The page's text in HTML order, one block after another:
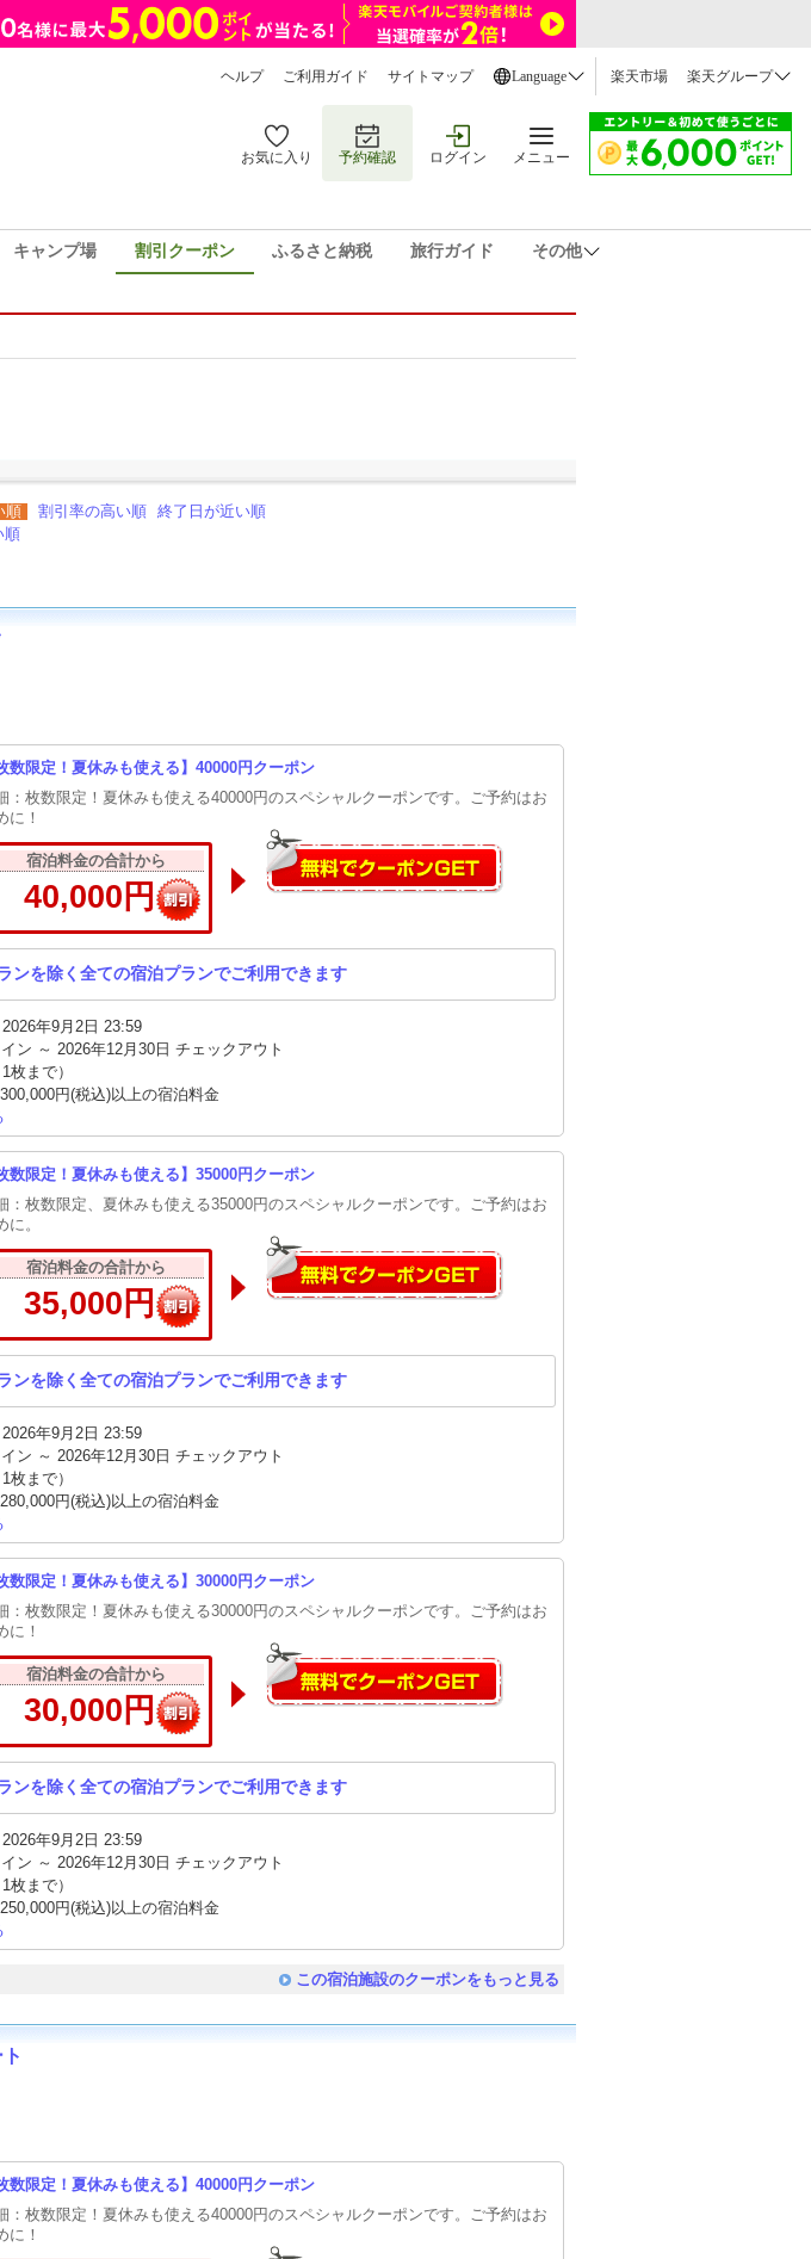
ヘルプ ご利用ガイド サイトマップ Language 楽天市場 楽天グループ
お気に入り 予約確認 ログイン メニュー
キャンプ場 割引クーポン ふるさと納税 旅行ガイド その他
順 割引率の高い順 終了日が近い順
順
数限定！夏休みも使える】40000円クーポン
：枚数限定！夏休みも使える40000円のスペシャルクーポンです。ご予約はお
に！
宿泊料金の合計から
40,000円
ンを除く全ての宿泊プランでご利用できます
年9月2日 23:59
ン ～ 2026年12月30日 チェックアウト
枚まで）
円(税込)以上の宿泊料金
数限定！夏休みも使える】35000円クーポン
：枚数限定、夏休みも使える35000円のスペシャルクーポンです。ご予約はお
に。
宿泊料金の合計から
35,000円
ンを除く全ての宿泊プランでご利用できます
年9月2日 23:59
ン ～ 2026年12月30日 チェックアウト
枚まで）
円(税込)以上の宿泊料金
数限定！夏休みも使える】30000円クーポン
：枚数限定！夏休みも使える30000円のスペシャルクーポンです。ご予約はお
に！
宿泊料金の合計から
30,000円
ンを除く全ての宿泊プランでご利用できます
年9月2日 23:59
ン ～ 2026年12月30日 チェックアウト
枚まで）
円(税込)以上の宿泊料金
この宿泊施設のクーポンをもっと見る
数限定！夏休みも使える】40000円クーポン
：枚数限定！夏休みも使える40000円のスペシャルクーポンです。ご予約はお
に！